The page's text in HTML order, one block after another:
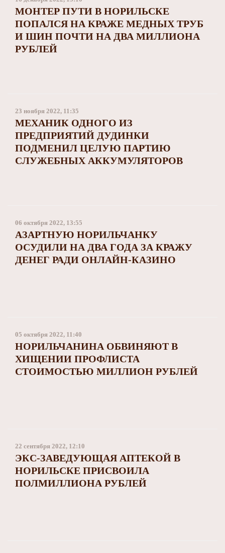
МОНТЕР ПУТИ В НОРИЛЬСКЕ
ПОПАЛСЯ НА КРАЖЕ МЕДНЫХ ТРУБ
И ШИН ПОЧТИ НА ДВА МИЛЛИОНА
РУБЛЕЙ
23 ноября 2022, 11:35
МЕХАНИК ОДНОГО ИЗ
ПРЕДПРИЯТИЙ ДУДИНКИ
ПОДМЕНИЛ ЦЕЛУЮ ПАРТИЮ
СЛУЖЕБНЫХ АККУМУЛЯТОРОВ
06 октября 2022, 13:55
АЗАРТНУЮ НОРИЛЬЧАНКУ
ОСУДИЛИ НА ДВА ГОДА ЗА КРАЖУ
ДЕНЕГ РАДИ ОНЛАЙН-КАЗИНО
05 октября 2022, 11:40
НОРИЛЬЧАНИНА ОБВИНЯЮТ В
ХИЩЕНИИ ПРОФЛИСТА
СТОИМОСТЬЮ МИЛЛИОН РУБЛЕЙ
22 сентября 2022, 12:10
ЭКС-ЗАВЕДУЮЩАЯ АПТЕКОЙ В
НОРИЛЬСКЕ ПРИСВОИЛА
ПОЛМИЛЛИОНА РУБЛЕЙ